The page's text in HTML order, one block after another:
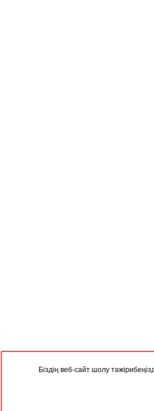
Біздің веб-сайт шолу